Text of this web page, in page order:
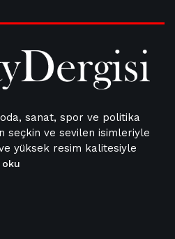
sanat, spor ve politika
seçkin ve sevilen isimleriyle
yüksek resim kalitesiyle
oku